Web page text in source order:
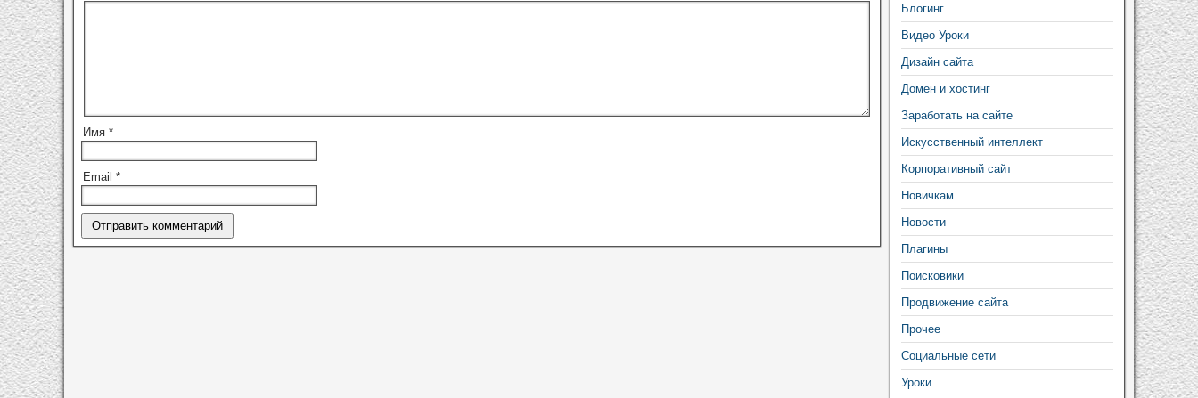
Имя *
Email *
Блогинг
Видео Уроки
Дизайн сайта
Домен и хостинг
Заработать на сайте
Искусственный интеллект
Корпоративный сайт
Новичкам
Новости
Плагины
Поисковики
Продвижение сайта
Прочее
Социальные сети
Уроки